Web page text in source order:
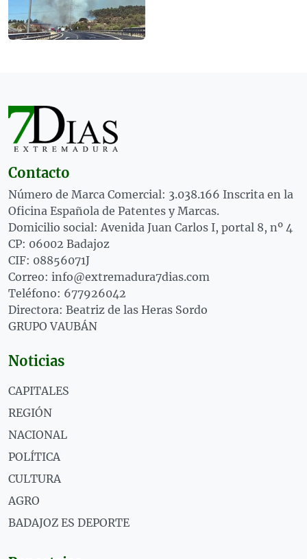
Contacto
Número de Marca Comercial: 3.038.166 Inscrita en la
Oficina Española de Patentes y Marcas.
Domicilio social: Avenida Juan Carlos I, portal 8, nº 4
CP: 06002 Badajoz
CIF: 08856071J
Correo: info@extremadura7dias.com
Teléfono: 677926042
Directora: Beatriz de las Heras Sordo
GRUPO VAUBÁN
Noticias
CAPITALES
REGIÓN
NACIONAL
POLÍTICA
CULTURA
AGRO
BADAJOZ ES DEPORTE